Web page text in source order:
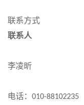
联系方式
联系人
李凌昕
电话： 010-88102235